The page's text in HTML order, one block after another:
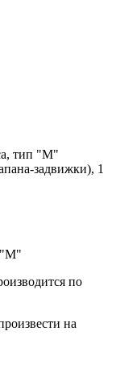
тип "M"
задвижки), 1
по
на